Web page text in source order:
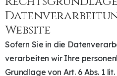
Website
Sofern Sie in die
verarbeiten wir Ihre
Grundlage von Art. 6 Abs. 1 lit.